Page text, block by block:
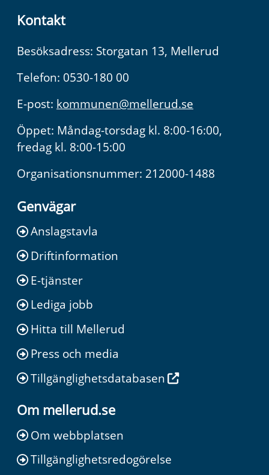
Kontakt
Besöksadress: Storgatan 13, Mellerud
Telefon: 0530-180 00
E-post: kommunen@mellerud.se
Öppet: Måndag-torsdag kl. 8:00-16:00,
fredag kl. 8:00-15:00
Organisationsnummer: 212000-1488
Genvägar
Anslagstavla
Driftinformation
E-tjänster
Lediga jobb
Hitta till Mellerud
Press och media
Tillgänglighetsdatabasen
Om mellerud.se
Om webbplatsen
Tillgänglighetsredogörelse